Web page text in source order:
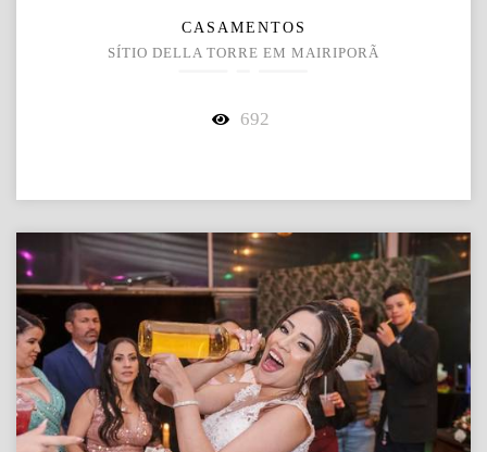
CASAMENTOS
SÍTIO DELLA TORRE EM MAIRIPORÃ
692